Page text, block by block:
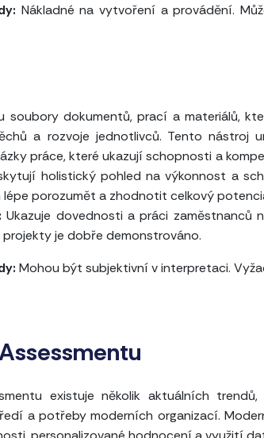
Nákladné na vytvoření a provádění.
soubory dokumentů, prací a materiálů,
a rozvoje jednotlivců. Tento nástroj
práce, které ukazují schopnosti a
holistický pohled na výkonnost a
lépe porozumět a zhodnotit celkový
Ukazuje dovednosti a práci zaměstnanců
projekty je dobře demonstrováno.
Mohou být subjektivní v interpretaci.
existuje několik aktuálních
a potřeby moderních organizací.